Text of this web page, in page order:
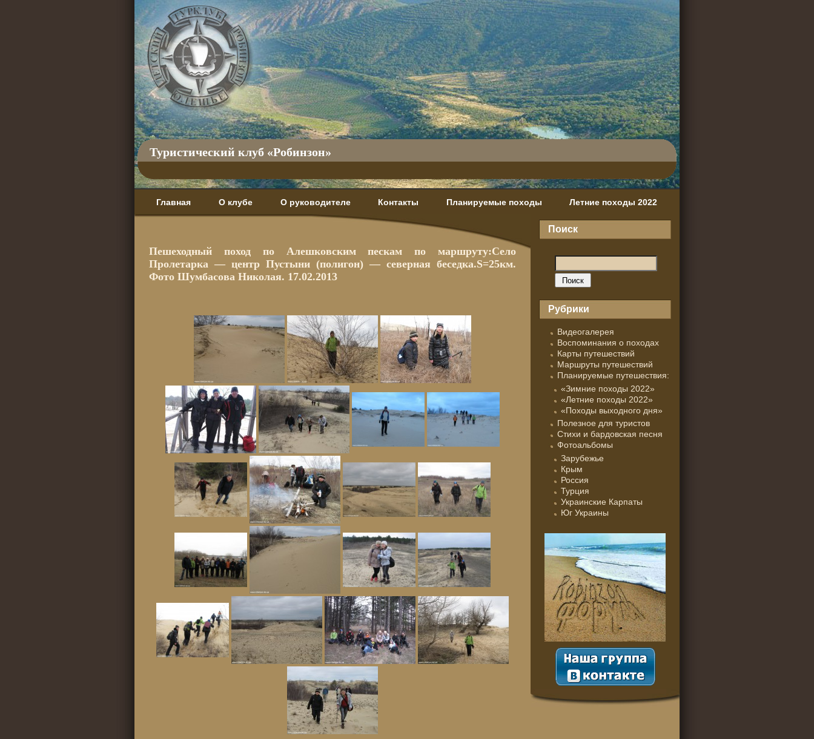
Туристический клуб «Робинзон»
Главная О клубе О руководителе Контакты Планируемые походы Летние походы 2022
Пешеходный поход по Алешковским пескам по маршруту:Село
Пролетарка — центр Пустыни (полигон) — северная беседка.S=25км.
Фото Шумбасова Николая. 17.02.2013
Поиск
Рубрики
Видеогалерея
Воспоминания о походах
Карты путешествий
Маршруты путешествий
Планируемые путешествия:
«Зимние походы 2022»
«Летние походы 2022»
«Походы выходного дня»
Полезное для туристов
Стихи и бардовская песня
Фотоальбомы
Зарубежье
Крым
Россия
Турция
Украинские Карпаты
Юг Украины